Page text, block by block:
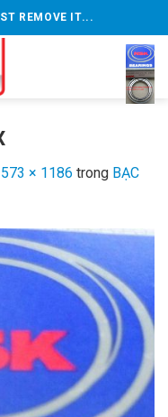
REMOVE IT...
573 × 1186 trong BẠC